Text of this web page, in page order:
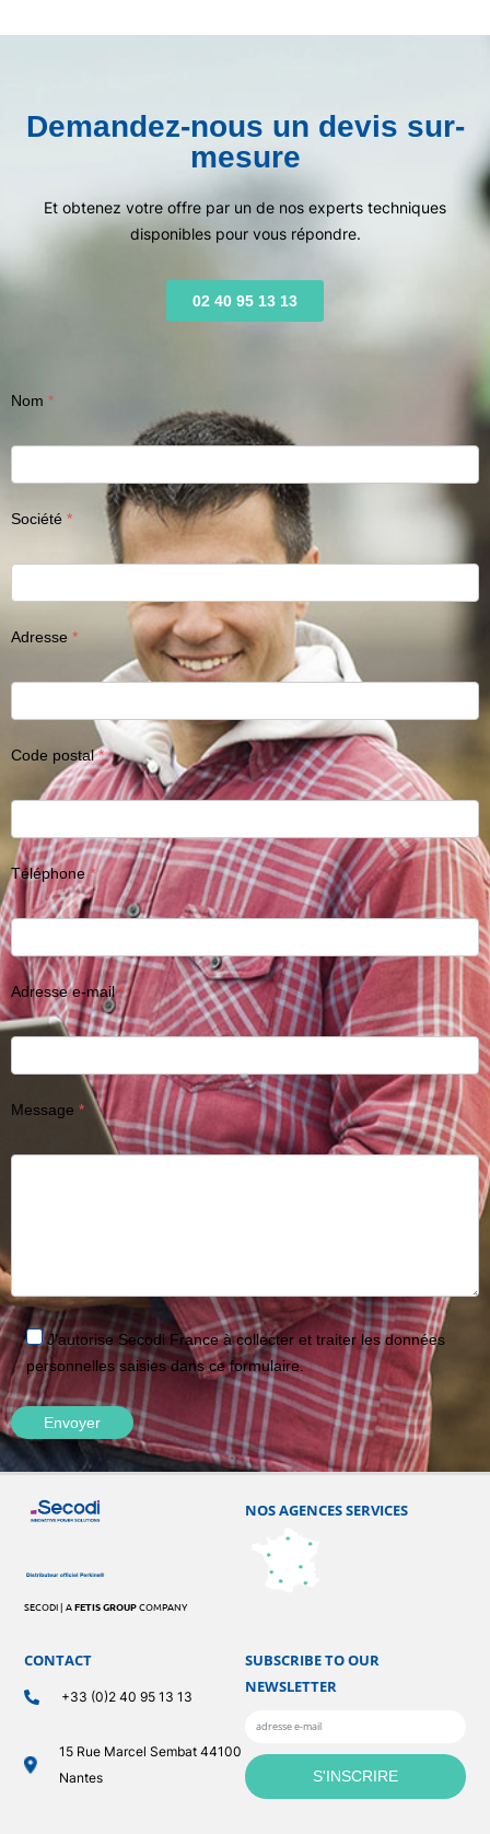
Demandez-nous un devis sur-
mesure
Et obtenez votre offre par un de nos experts techniques
disponibles pour vous répondre.
02 40 95 13 13
Nom
Société
Adresse
Code postal
Téléphone
Adresse e-mail
Message
J'autorise Secodi France à collecter et traiter les données
personnelles saisies dans ce formulaire.
SECODI | AFETIS GROUPCOMPANY
CONTACT
+33 (0)2 40 95 13 13
15 Rue Marcel Sembat 44100
Nantes
NOS AGENCES SERVICES
SUBSCRIBE TO OUR
NEWSLETTER